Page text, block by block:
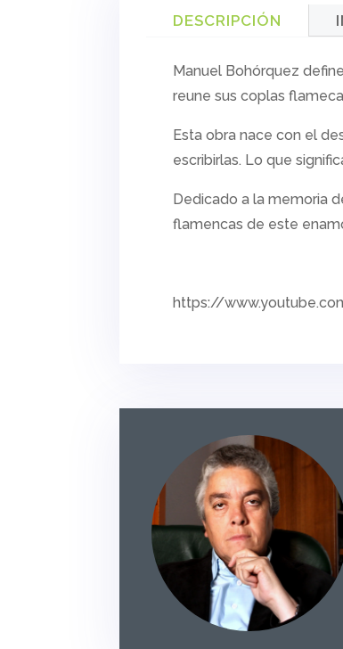
DESCRIPCIÓN
Manuel Bohórquez define
reune sus coplas
Esta obra nace con el
escribirlas. Lo que
Dedicado a la memoria
flamencas de este
https://